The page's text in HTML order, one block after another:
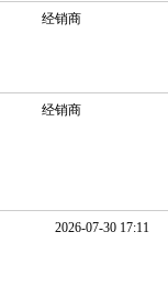
经销商
经销商
2026-07-30 17:11